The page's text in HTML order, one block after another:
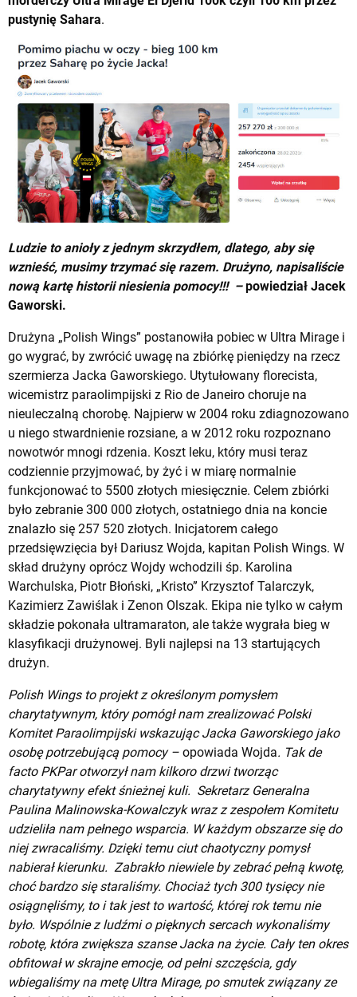
pustynię Sahara.
Ludzie to anioły z jed­nym skrzydłem, dla­tego, aby się
wznieść, mu­simy trzy­mać się razem. Drużyno, napisaliście
nową kartę historii niesienia pomocy!!! –powiedział Jacek
Gaworski.
Drużyna „Polish Wings” postanowiła pobiec w Ultra Mirage i
go wygrać, by zwrócić uwagę na zbiórkę pieniędzy na rzecz
szermierza Jacka Gaworskiego. Utytułowany florecista,
wicemistrz paraolimpijski z Rio de Janeiro choruje na
nieuleczalną chorobę. Najpierw w 2004 roku zdiagnozowano
u niego stwardnienie rozsiane, a w 2012 roku rozpoznano
nowotwór mnogi rdzenia. Koszt leku, który musi teraz
codziennie przyjmować, by żyć i w miarę normalnie
funkcjonować to 5500 złotych miesięcznie. Celem zbiórki
było zebranie 300 000 złotych, ostatniego dnia na koncie
znalazło się 257 520 złotych. Inicjatorem całego
przedsięwzięcia był Dariusz Wojda, kapitan Polish Wings. W
skład drużyny oprócz Wojdy wchodzili śp. Karolina
Warchulska, Piotr Błoński, „Kristo” Krzysztof Talarczyk,
Kazimierz Zawiślak i Zenon Olszak. Ekipa nie tylko w całym
składzie pokonała ultramaraton, ale także wygrała bieg w
klasyfikacji drużynowej. Byli najlepsi na 13 startujących
drużyn.
Polish Wings to projekt z określonym pomysłem
charytatywnym, który pomógł nam zrealizować Polski
Komitet Paraolimpijski wskazując Jacka Gaworskiego jako
osobę potrzebującą pomocy – opowiada Wojda. Tak de
facto PKPar otworzył nam kilkoro drzwi tworząc
charytatywny efekt śnieżnej kuli. Sekretarz Generalna
Paulina Malinowska-Kowalczyk wraz z zespołem Komitetu
udzieliła nam pełnego wsparcia. W każdym obszarze się do
niej zwracaliśmy. Dzięki temu ciut chaotyczny pomysł
nabierał kierunku. Zabrakło niewiele by zebrać pełną kwotę,
choć bardzo się staraliśmy. Chociaż tych 300 tysięcy nie
osiągnęliśmy, to i tak jest to wartość, której rok temu nie
było. Wspólnie z ludźmi o pięknych sercach wykonaliśmy
robotę, która zwiększa szanse Jacka na życie. Cały ten okres
obfitował w skrajne emocje, od pełni szczęścia, gdy
wbiegaliśmy na metę Ultra Mirage, po smutek związany ze